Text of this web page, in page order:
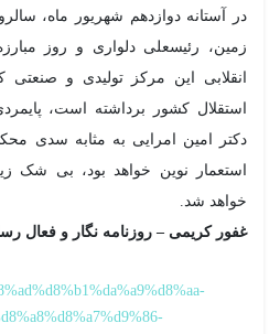
در آستانه دوازدهم شهریور ماه،
زمین، رئیسعلی دلواری و روز
انقلابی این مرکز تولیدی و
استقلال کشور برداشته است،
دکتر امین امرایی به مثابه سدی
استعمار نوین خواهد بود، بی شک
خواهد شد.
غفور کریمی – روزنامه نگار و فعال